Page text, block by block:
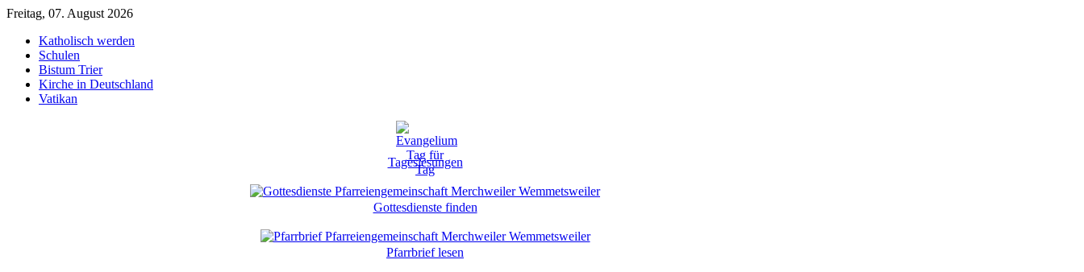
Freitag, 07. August 2026
Katholisch werden
Schulen
Bistum Trier
Kirche in Deutschland
Vatikan
Tageslesungen
Gottesdienste finden
Pfarrbrief lesen